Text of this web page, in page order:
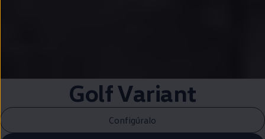
GolfVariant
Configúralo